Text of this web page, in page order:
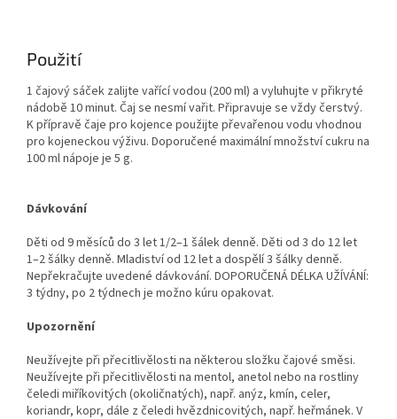
Použití
1 čajový sáček zalijte vařící vodou (200 ml) a vyluhujte v přikryté
nádobě 10 minut. Čaj se nesmí vařit. Připravuje se vždy čerstvý.
K přípravě čaje pro kojence použijte převařenou vodu vhodnou
pro kojeneckou výživu. Doporučené maximální množství cukru na
100 ml nápoje je 5 g.
Dávkování
Děti od 9 měsíců do 3 let 1/2–1 šálek denně. Děti od 3 do 12 let
1–2 šálky denně. Mladiství od 12 let a dospělí 3 šálky denně.
Nepřekračujte uvedené dávkování. DOPORUČENÁ DÉLKA UŽÍVÁNÍ:
3 týdny, po 2 týdnech je možno kúru opakovat.
Upozornění
Neužívejte při přecitlivělosti na některou složku čajové směsi.
Neužívejte při přecitlivělosti na mentol, anetol nebo na rostliny
čeledi miříkovitých (okoličnatých), např. anýz, kmín, celer,
koriandr, kopr, dále z čeledi hvězdnicovitých, např. heřmánek. V